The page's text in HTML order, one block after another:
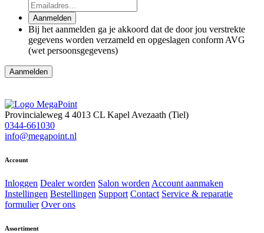
Aanmelden
Bij het aanmelden ga je akkoord dat de door jou verstrekte
gegevens worden verzameld en opgeslagen conform AVG
(wet persoonsgegevens)
Provincialeweg 4 4013 CL Kapel Avezaath (Tiel)
0344-661030
info@megapoint.nl
Account
Inloggen Dealer worden Salon worden Account aanmaken
Instellingen Bestellingen Support Contact Service & reparatie
formulier Over ons
Assortiment